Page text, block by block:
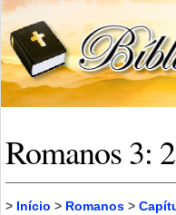
Romanos 3:
> Início > Romanos >